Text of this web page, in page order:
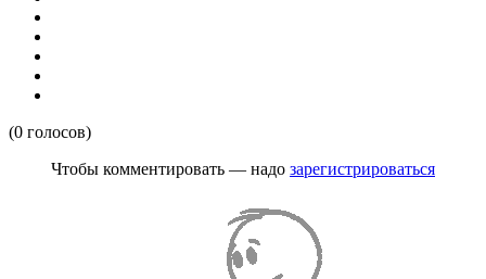
(0 голосов)
Чтобы комментировать — надо зарегистрироваться